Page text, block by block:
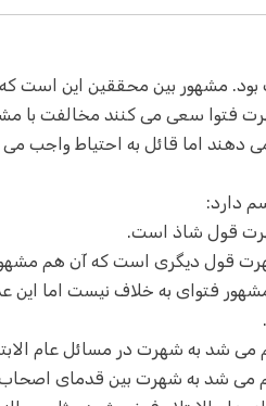
مشهور بین محققین این است
فتوا سعی می کنند مخالفت با
دهند اما قائل به احتیاط واجب
دارد:
مشهور فتوای به خلاف نیست اما
می شد به شهرت در مسائل عام
می شد به شهرت بین قدمای اصحاب